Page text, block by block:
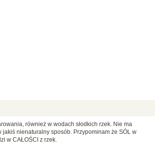
również w wodach słodkich rzek. Nie ma
nienaturalny sposób. Przypominam że SÓL w
w CAŁOŚCI z rzek.